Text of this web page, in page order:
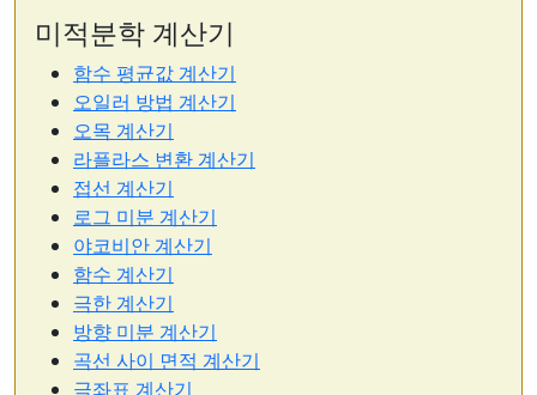
미적분학 계산기
함수 평균값 계산기
오일러 방법 계산기
오목 계산기
라플라스 변환 계산기
접선 계산기
로그 미분 계산기
야코비안 계산기
함수 계산기
극한 계산기
방향 미분 계산기
곡선 사이 면적 계산기
극좌표 계산기